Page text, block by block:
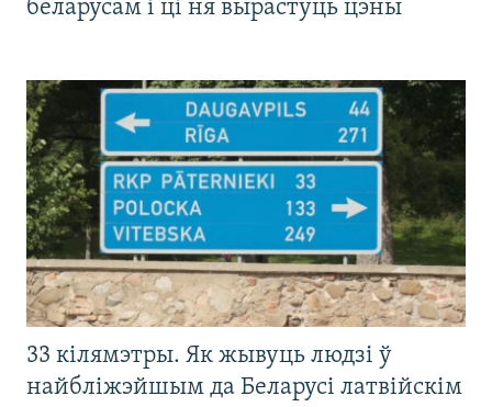
беларусам і ці ня вырастуць цэны
33 кілямэтры. Як жывуць людзі ў
найбліжэйшым да Беларусі латвійскім